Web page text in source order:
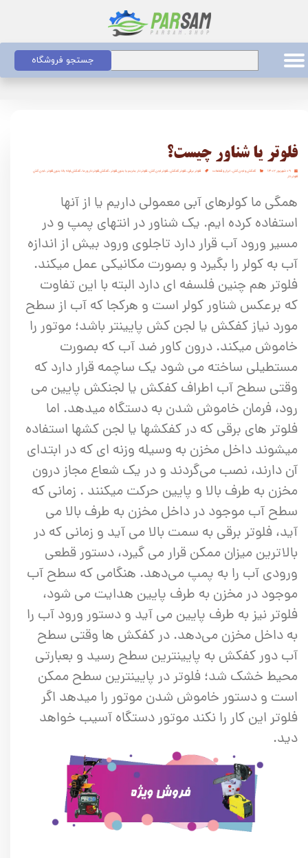
جستجو فروشگاه
فلوتر یا شناور چیست؟
۰۹ شهریور ۱۴۰۲ کفکش و لجن کش،ابزار و قطعات فلوتر برقی،فلوتر کفکش،فلوتر لجن کش،فلوتردار بخریم یا بدون فلوتر ،کفکش فلوتردار ورما،کفکش لوله بالا بدون فلوتر ،لجن کش
فلوتردار
همگی ما کولرهای آبی معمولی داریم یا از آنها
استفاده کرده ایم. یک شناور در انتهای پمپ و در
مسیر ورود آب قرار دارد تاجلوی ورود بیش از اندازه
آب به کولر را بگیرد و بصورت مکانیکی عمل میکند.
فلوتر هم چنین فلسفه ای دارد البته با این تفاوت
که برعکس شناور کولر است و هرکجا که آب از سطح
مورد نیاز کفکش یا لجن کش پایینتر باشد؛ موتور را
خاموش میکند. درون کاور ضد آب که بصورت
مستطیلی ساخته می شود یک ساچمه قرار دارد که
وقتی سطح آب اطراف کفکش یا لجنکش پایین می
رود، فرمان خاموش شدن به دستگاه میدهد. اما
فلوتر های برقی که در کفکشها یا لجن کشها استفاده
میشوند داخل مخزن به وسیله وزنه ای که در ابتدای
آن دارند، نصب می‌گردند و در یک شعاع مجاز درون
مخزن به طرف بالا و پایین حرکت میکنند . زمانی که
سطح آب موجود در داخل مخزن به طرف بالا می
آید، فلوتر برقی به سمت بالا می آید و زمانی که در
بالاترین میزان ممکن قرار می گیرد، دستور قطعی
ورودی آب را به پمپ می‌دهد. هنگامی که سطح آب
موجود در مخزن به طرف پایین هدایت می شود،
فلوتر نیز به طرف پایین می آید و دستور ورود آب را
به داخل مخزن می‌دهد. در کفکش ها وقتی سطح
آب دور کفکش به پایینترین سطح رسید و بعبارتی
محیط خشک شد؛ فلوتر در پایینترین سطح ممکن
است و دستور خاموش شدن موتور را میدهد اگر
فلوتر این کار را نکند موتور دستگاه آسیب خواهد
دید.